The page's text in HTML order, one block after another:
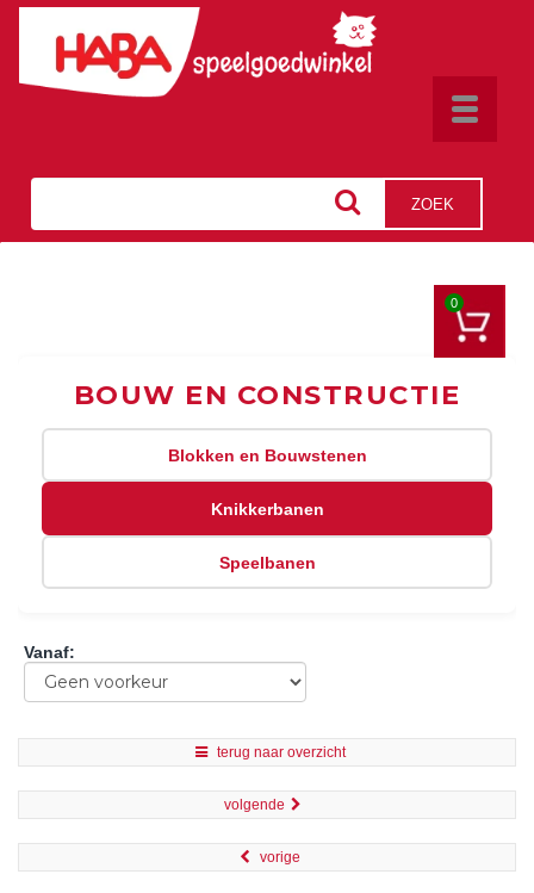
Toggle
ZOEK
0
BOUW EN CONSTRUCTIE
Blokken en Bouwstenen
Knikkerbanen
Speelbanen
Vanaf:
terug naar overzicht
volgende
vorige